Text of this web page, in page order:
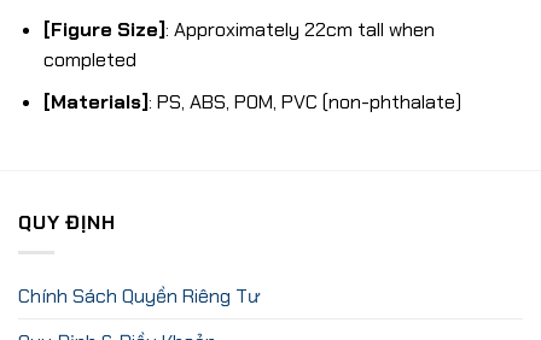
[Figure Size]: Approximately 22cm tall when
completed
[Materials]: PS, ABS, POM, PVC (non-phthalate)
QUY ĐỊNH
Chính Sách Quyền Riêng Tư